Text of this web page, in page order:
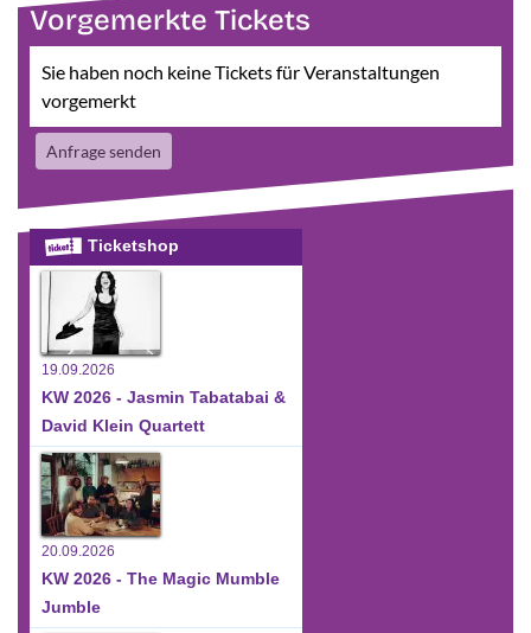
Vorgemerkte Tickets
Sie haben noch keine Tickets für Veranstaltungen
vorgemerkt
Anfrage senden
Ticketshop
19.09.2026
KW 2026 - Jasmin Tabatabai &
David Klein Quartett
20.09.2026
KW 2026 - The Magic Mumble
Jumble